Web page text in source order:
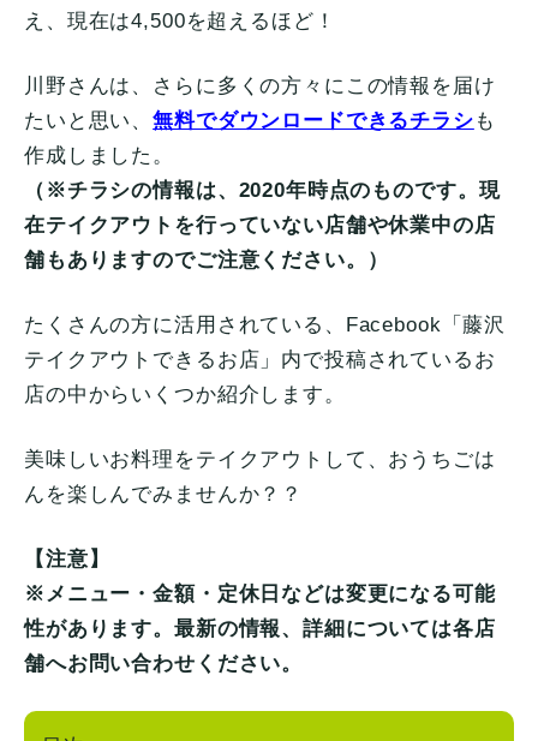
え、現在は4,500を超えるほど！
川野さんは、さらに多くの方々にこの情報を届け
たいと思い、無料でダウンロードできるチラシ も
作成しました。
（※チラシの情報は、2020年時点のものです。現
在テイクアウトを行っていない店舗や休業中の店
舗もありますのでご注意ください。）
たくさんの方に活用されている、Facebook「藤沢
テイクアウトできるお店」内で投稿されているお
店の中からいくつか紹介します。
美味しいお料理をテイクアウトして、おうちごは
んを楽しんでみませんか？？
【注意】
※メニュー・金額・定休日などは変更になる可能
性があります。最新の情報、詳細については各店
舗へお問い合わせください。